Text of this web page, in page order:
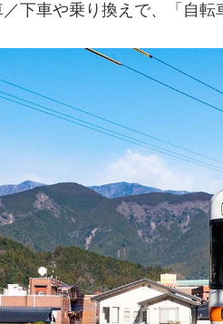
下車や乗り換えで、「自転